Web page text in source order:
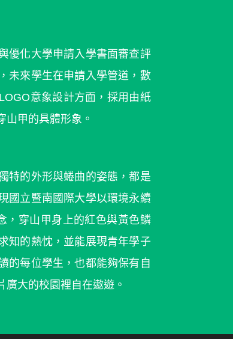
優化大學申請入學書面審查評
未來學生在申請入學管道，數
意象設計方面，採用由紙
山甲的具體形象。
特的外形與蜷曲的姿態，都是
國立暨南國際大學以環境永續
，穿山甲身上的紅色與黃色鱗
知的熱忱，並能展現青年學子
的每位學生，也都能夠保有自
大的校園裡自在遨遊。